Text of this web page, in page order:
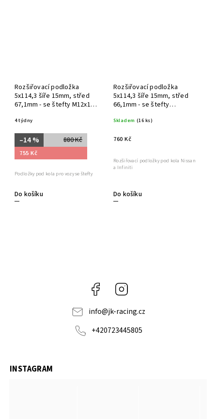
Rozšiřovací podložka
5x114,3 šíře 15mm, střed
67,1mm - se štefty M12x1,5
4 týdny
880 Kč
–14 %
755 Kč
Do košíku
Podložky pod kola pro vozy se štefty
Rozšiřovací podložka
5x114,3 šíře 15mm, střed
66,1mm - se štefty
Skladem (16 ks)
760 Kč
Do košíku
Rozšiřovací podložky pod kola Nissan
a Infiniti
Facebook
info@jk-racing.cz
+420723445805
INSTAGRAM